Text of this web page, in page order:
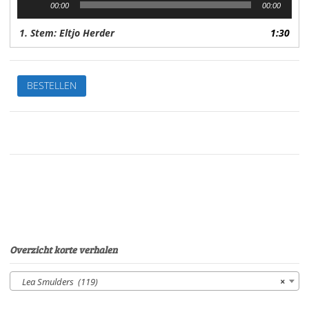
00:00 00:00
1. Stem: Eltjo Herder 1:30
De
aardmannetjes
helpen
Eltjo
BESTELLEN
Overzicht korte verhalen
×
Lea Smulders (119)